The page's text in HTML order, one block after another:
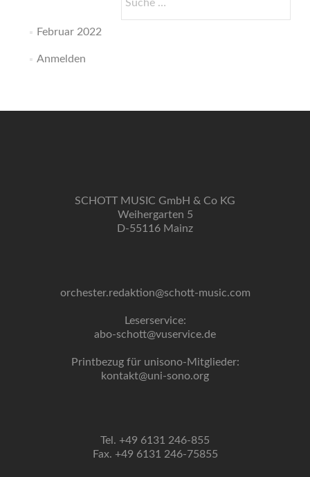
nach:
Februar 2022
Anmelden
SCHOTT MUSIC GmbH & Co KG
Weihergarten 5
D-55116 Mainz
orchester.redaktion@schott-music.com
Leserservice:
abo-schott@vuservice.de
Printbezug für unisono-Mitglieder:
kontakt@uni-sono.org
Tel. +49 6131 246-855
Fax. +49 6131 246-75855